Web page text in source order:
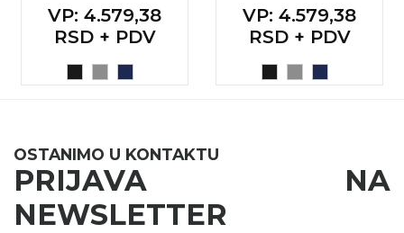
VP: 4.579,38
RSD + PDV
VP: 4.579,38
RSD + PDV
OSTANIMO U KONTAKTU
PRIJAVA NA
NEWSLETTER